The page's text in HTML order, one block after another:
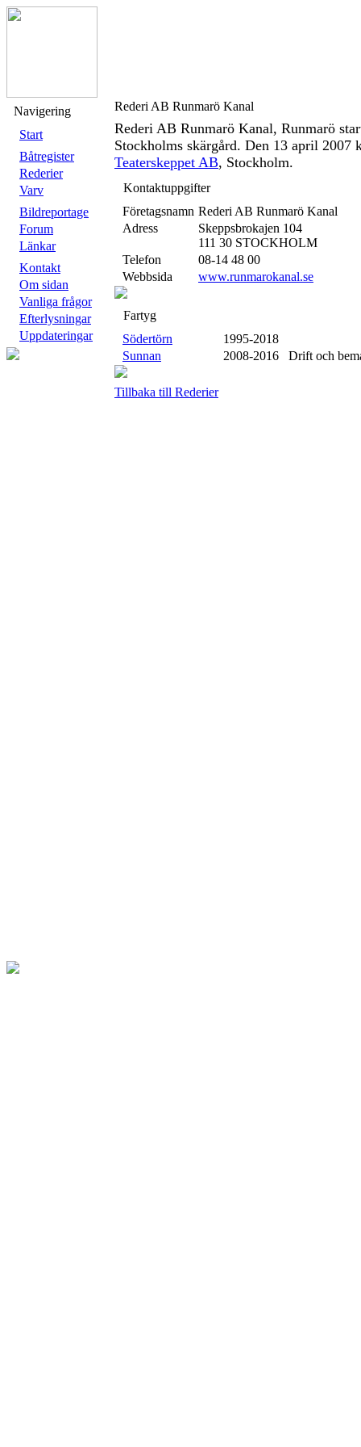
Navigering
Start
Båtregister
Rederier
Varv
Bildreportage
Forum
Länkar
Kontakt
Om sidan
Vanliga frågor
Efterlysningar
Uppdateringar
Rederi AB Runmarö Kanal
Rederi AB Runmarö Kanal, Runmarö
Stockholms skärgård. Den 13 april 2007
Teaterskeppet AB, Stockholm.
Kontaktuppgifter
Företagsnamn Rederi AB Runmarö Kanal
Adress
Skeppsbrokajen 104
111 30 STOCKHOLM
Telefon
08-14 48 00
Webbsida
www.runmarokanal.se
Fartyg
Södertörn
1995-2018
Sunnan
2008-2016 Drift och
Tillbaka till Rederier